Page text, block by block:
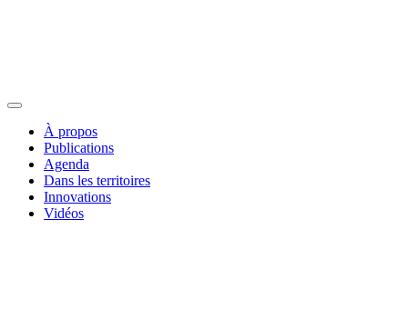
À propos
Publications
Agenda
Dans les territoires
Innovations
Vidéos